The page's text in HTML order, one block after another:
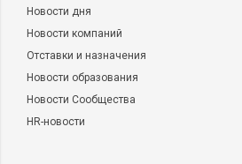
Новости дня
Новости компаний
Отставки и назначения
Новости образования
Новости Сообщества
HR-новости